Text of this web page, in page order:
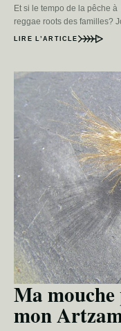
Et si le tempo de la pêche
reggae roots des familles?
LIRE L’ARTICLE
Ma
mon